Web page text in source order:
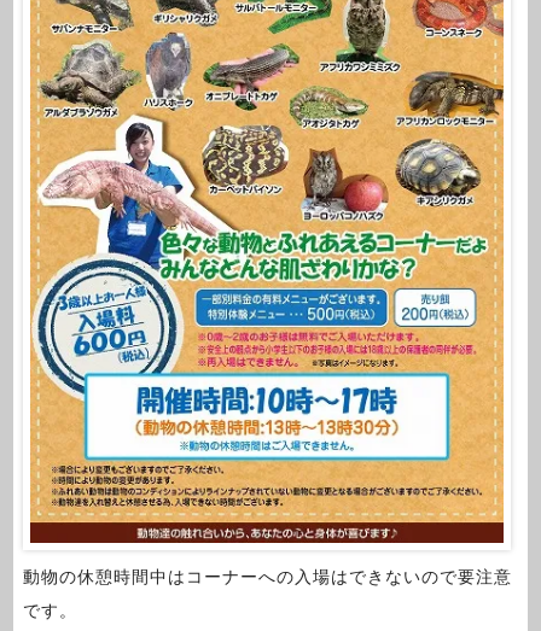
動物の休憩時間中はコーナーへの入場はできないので要注意
です。